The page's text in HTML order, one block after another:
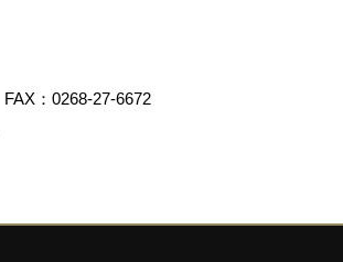
FAX：0268-27-6672